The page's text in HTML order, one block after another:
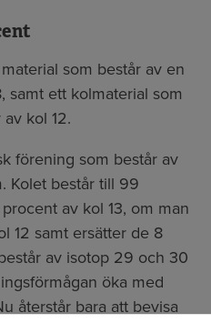
som består av en
samt ett kolmaterial som
kol 12.
förening som består av
Kolet består till 99
av kol 13, om man
12 samt ersätter de 8
av isotop 29 och 30
öka med
återstår bara att bevisa